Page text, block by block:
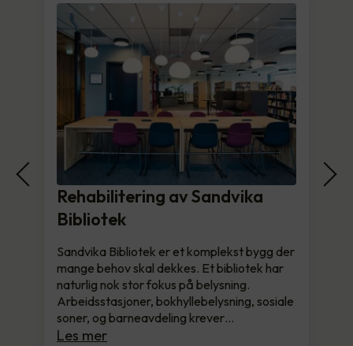
Rehabilitering av Sandvika
Bibliotek
Sandvika Bibliotek er et komplekst bygg der
mange behov skal dekkes. Et bibliotek har
naturlig nok stor fokus på belysning.
Arbeidsstasjoner, bokhyllebelysning, sosiale
soner, og barneavdeling krever…
Les mer